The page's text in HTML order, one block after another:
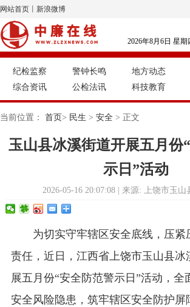
网站首页 新浪微博
2026年8月6日 星期
纪检监察 警钟长鸣 地方动态
综合资讯
公检法讯 科技教育
当前位置： 首页> 民生 > 安全 > 正文
玉山县冰溪街道开展五月份
示日”活动
2026-05-16 20:07:08 | 来源: 上饶市玉山
为切实守牢辖区安全底线，压紧
责任，近日，江西省上饶市玉山县冰
展五月份“安全防范警示日”活动，全
安全风险隐患，筑牢辖区安全防护屏